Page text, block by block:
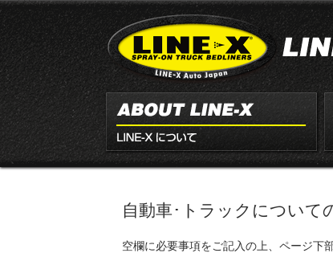
自動車･トラックについて
空欄に必要事項をご記入の上、ページ下